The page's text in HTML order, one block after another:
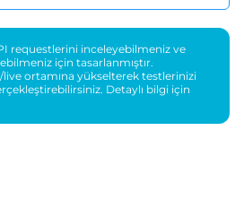
requestlerini inceleyebilmeniz ve
için tasarlanmıştır.
live ortamına yükselterek testlerinizi
Detaylı bilgi için